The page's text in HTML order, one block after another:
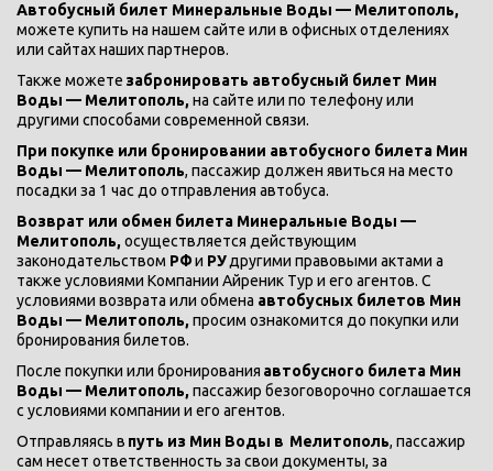
Автобусный билет Минеральные Воды — Мелитополь,
можете купить на нашем сайте или в офисных отделениях
или сайтах наших партнеров.
Также можете забронировать автобусный билет Мин
Воды — Мелитополь, на сайте или по телефону или
другими способами современной связи.
При покупке или бронировании автобусного билета Мин
Воды — Мелитополь, пассажир должен явиться на место
посадки за 1 час до отправления автобуса.
Возврат или обмен билета Минеральные Воды —
Мелитополь, осуществляется действующим
законодательством РФ и РУ другими правовыми актами а
также условиями Компании Айреник Тур и его агентов. С
условиями возврата или обмена автобусных билетов Мин
Воды — Мелитополь, просим ознакомится до покупки или
бронирования билетов.
После покупки или бронирования автобусного билета Мин
Воды — Мелитополь, пассажир безоговорочно соглашается
с условиями компании и его агентов.
Отправляясь в путь из Мин Воды в Мелитополь, пассажир
сам несет ответственность за свои документы, за